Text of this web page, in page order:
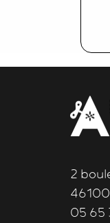
2
05 65